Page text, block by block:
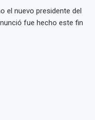
el nuevo presidente del
fue hecho este fin